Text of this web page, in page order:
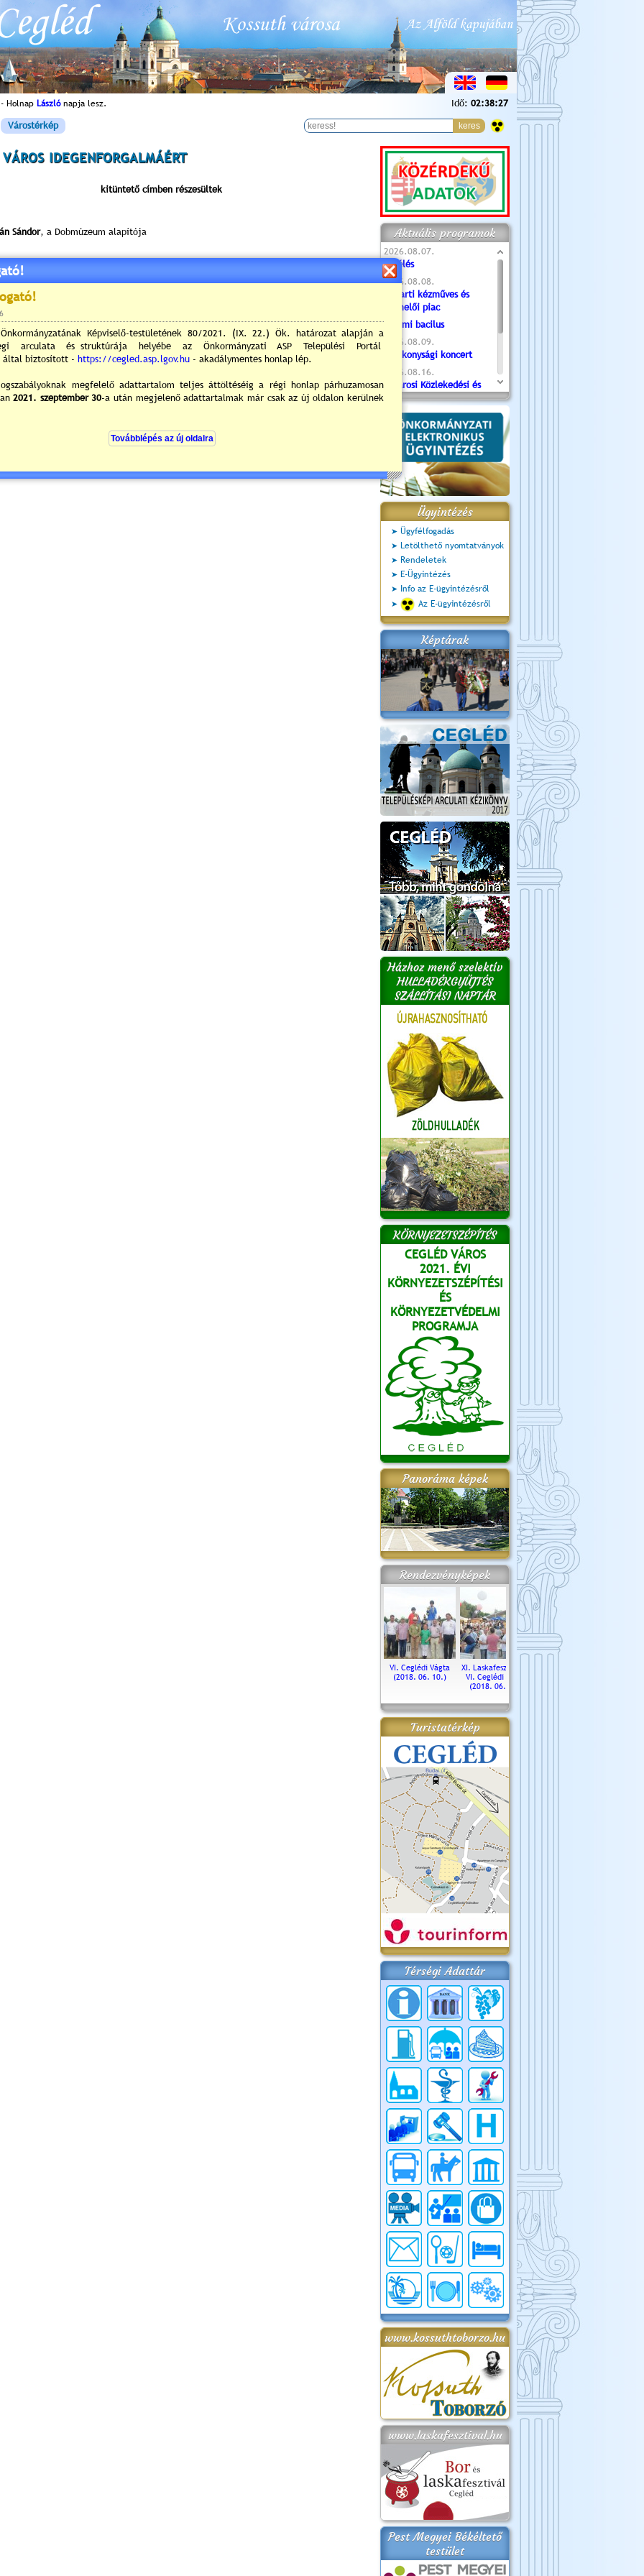
Holnap Lászlónapja lesz. Idő: 02:38:28
Várostérkép
IDEGENFORGALMÁÉRT
kitüntető címben részesültek
Sándor, a Dobmúzeum alapítója
László
ben, 2012-ben, 2013-ban és 2014-ben
ki a Képviselő-testület kitüntető címet
Aktuális programok
2026.08.07.
Túlélés
2026.08.08.
Tóparti kézműves és
termelői piac
Valami bacilus
2026.08.09.
Jótékonysági koncert
2026.08.16.
Újvárosi Közlekedési és
Sportnap
2026.08.19.
Ceglédi fotóklub kiállítás
2026.08.20.
Szent István Ünnepe
Ügyintézés
Ügyfélfogadás
Letölthető nyomtatványok
Rendeletek
E-Ügyintézés
Info az E-ügyintézésről
Az E-ügyintézésről
Képtárak
Házhoz menő szelektív
HULLADÉKGYŰJTÉS
SZÁLLÍTÁSI NAPTÁR
KÖRNYEZETSZÉPÍTÉS
CEGLÉD VÁROS
2021. ÉVI
KÖRNYEZETSZÉPÍTÉSI
ÉS
KÖRNYEZETVÉDELMI
PROGRAMJA
Panoráma képek
Rendezvényképek
VI. Ceglédi Vágta
(2018. 06. 10.)
XI. Laskafesztivál és
VI. Ceglédi Vágta
(2018. 06. 10.)
Turistatérkép
Térségi Adattár
www.kossuthtoborzo.hu
www.laskafesztival.hu
Pest Megyei Békéltető
testület